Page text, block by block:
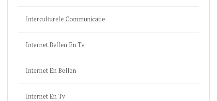
Interculturele Communicatie
Internet Bellen En Tv
Internet En Bellen
Internet En Tv